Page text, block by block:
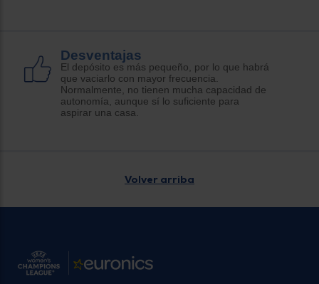
Desventajas
El depósito es más pequeño, por lo que habrá
que vaciarlo con mayor frecuencia.
Normalmente, no tienen mucha capacidad de
autonomía, aunque sí lo suficiente para
aspirar una casa.
Volver arriba